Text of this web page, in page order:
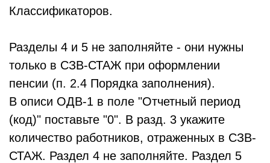
Классификаторов.
Разделы 4 и 5 не заполняйте - они нужны
только в СЗВ-СТАЖ при оформлении
пенсии (п. 2.4 Порядка заполнения).
В описи ОДВ-1 в поле "Отчетный период
(код)" поставьте "0". В разд. 3 укажите
количество работников, отраженных в СЗВ-
СТАЖ. Раздел 4 не заполняйте. Раздел 5